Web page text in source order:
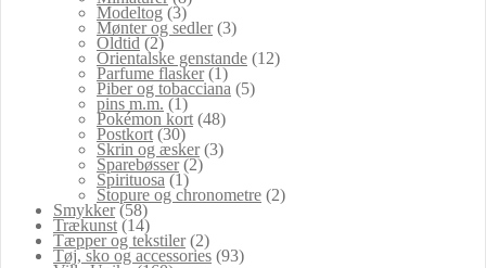
Modeltog (3)
Mønter og sedler (3)
Oldtid (2)
Orientalske genstande (12)
Parfume flasker (1)
Piber og tobacciana (5)
pins m.m. (1)
Pokémon kort (48)
Postkort (30)
Skrin og æsker (3)
Sparebøsser (2)
Spirituosa (1)
Stopure og chronometre (2)
Smykker (58)
Trækunst (14)
Tæpper og tekstiler (2)
Tøj, sko og accessories (93)